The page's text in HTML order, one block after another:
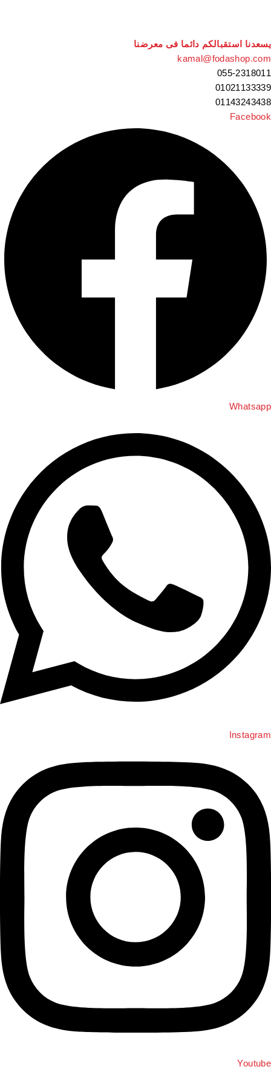
استقبالكم دائما فى معرضنا
055-